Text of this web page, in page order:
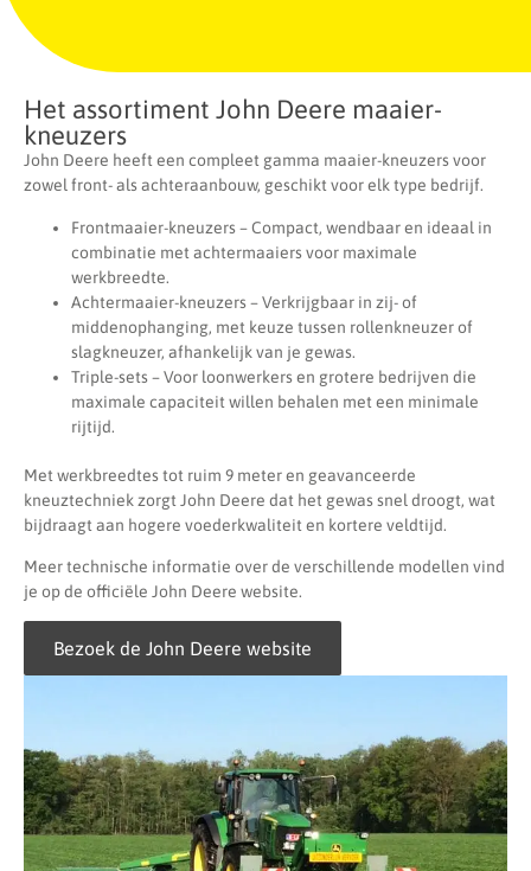
Het assortiment John Deere maaier-
kneuzers
John Deere heeft een compleet gamma maaier-kneuzers voor
zowel front- als achteraanbouw, geschikt voor elk type bedrijf.
Frontmaaier-kneuzers – Compact, wendbaar en ideaal in
combinatie met achtermaaiers voor maximale
werkbreedte.
Achtermaaier-kneuzers – Verkrijgbaar in zij- of
middenophanging, met keuze tussen rollenkneuzer of
slagkneuzer, afhankelijk van je gewas.
Triple-sets – Voor loonwerkers en grotere bedrijven die
maximale capaciteit willen behalen met een minimale
rijtijd.
Met werkbreedtes tot ruim 9 meter en geavanceerde
kneuztechniek zorgt John Deere dat het gewas snel droogt, wat
bijdraagt aan hogere voederkwaliteit en kortere veldtijd.
Meer technische informatie over de verschillende modellen vind
je op de officiële John Deere website.
Bezoek de John Deere website